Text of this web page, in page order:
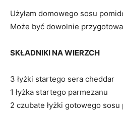
Użyłam domowego sosu
Może być dowolnie
SKŁADNIKI NA WIERZCH
3 łyżki startego sera cheddar
1 łyżka startego parmezanu
2 czubate łyżki gotowego sosu